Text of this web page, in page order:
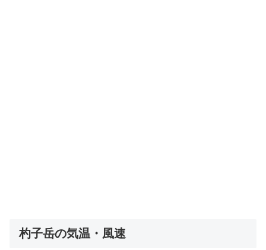
杓子岳の気温・風速